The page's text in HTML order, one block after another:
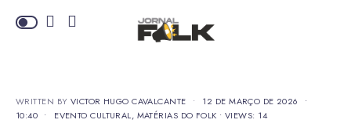
WRITTEN BY VICTOR HUGO CAVALCANTE • 12 DE MARÇO DE 2026
•
10:40 • EVENTO CULTURAL, MATÉRIAS DO FOLK • VIEWS: 14